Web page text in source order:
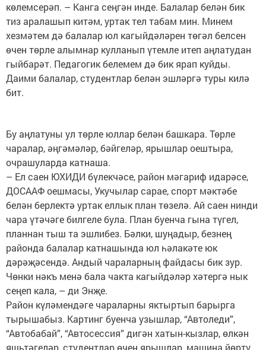
көлемсерәп. – Канга сеңгән инде. Балалар белән бик
тиз аралашып китәм, уртак тел табам мин. Минем
хезмәтем дә балалар юл кагыйдәләрен төгәл белсен
өчен төрле алымнар кулланып үтемле итеп аңлатудан
гыйбарәт. Педагогик белемем дә бик ярап куйды.
Даими балалар, студентлар белән эшләргә туры килә
бит.
Бу аңлатуны ул төрле юллар белән башкара. Төрле
чаралар, әңгәмәләр, бәйгеләр, ярышлар оештыра,
очрашуларда катнаша.
– Ел саен ЮХИДИ бүлекчәсе, район мәгариф идарәсе,
ДОСААФ оешмасы, Укучылар сарае, спорт мәктәбе
белән берлектә уртак еллык план төзелә. Ай саен нинди
чара үтәчәге билгеле була. План буенча гына түгел,
планнан тыш та эшлибез. Бәлки, шуңадыр, безнең
районда балалар катнашында юл һәлакәте юк
дәрәҗәсендә. Андый чараларның файдасы бик зур.
Чөнки нәкъ менә бала чакта кагыйдәләр хәтергә нык
сеңеп кала, – ди Энҗе.
Район күләмендәге чараларны яктыртып барырга
тырышабыз. Картинг буенча узышлар, “Автоледи”,
“Автобабай”, “Автосессия” дигән хатын-кызлар, өлкән
яшьтәгеләр, студентлар өчен ярышлар, машина йөртү